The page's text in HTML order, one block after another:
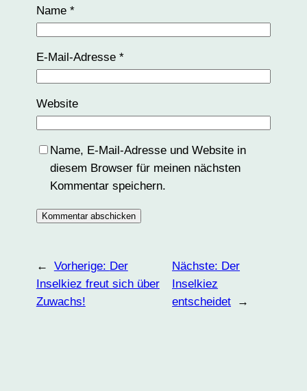
Name *
E-Mail-Adresse *
Website
Name, E-Mail-Adresse und Website in
diesem Browser für meinen nächsten
Kommentar speichern.
← Vorherige: Der
Inselkiez freut sich über
Zuwachs!
Nächste: Der
Inselkiez
entscheidet
→